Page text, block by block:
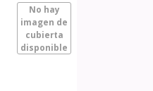
No hay
imagen de
cubierta
disponible